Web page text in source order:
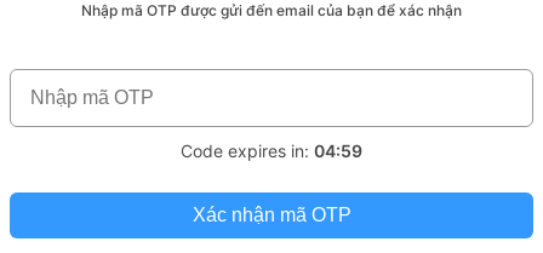
Nhập mã OTP được gửi đến email của bạn để xác nhận
Code expires in: 04:59
Xác nhận mã OTP